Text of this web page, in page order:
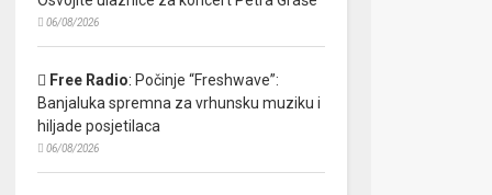
06/08/2026
Free Radio: Počinje “Freshwave”:
Banjaluka spremna za vrhunsku muziku i
hiljade posjetilaca
06/08/2026